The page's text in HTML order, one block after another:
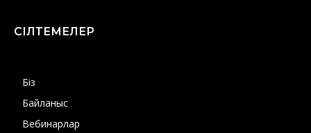
СІЛТЕМЕЛЕР
Біз
Байланыс
Вебинарлар